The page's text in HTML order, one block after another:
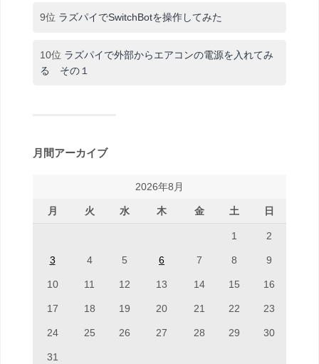
9位 ラズパイでSwitchBotを操作してみた
10位 ラズパイで外部からエアコンの電源を入れてみ
る その１
月間アーカイブ
2026年8月
月 火 水 木 金 土 日
1 2
3 4 5 6 7 8 9
10 11 12 13 14 15 16
17 18 19 20 21 22 23
24 25 26 27 28 29 30
31